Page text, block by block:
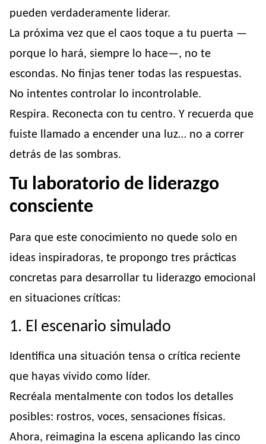
pueden verdaderamente liderar.
La próxima vez que el caos toque a tu puerta —
porque lo hará, siempre lo hace—, no te
escondas. No finjas tener todas las respuestas.
No intentes controlar lo incontrolable.
Respira. Reconecta con tu centro. Y recuerda que
fuiste llamado a encender una luz… no a correr
detrás de las sombras.
Tu laboratorio de liderazgo
consciente
Para que este conocimiento no quede solo en
ideas inspiradoras, te propongo tres prácticas
concretas para desarrollar tu liderazgo emocional
en situaciones críticas:
1. El escenario simulado
Identifica una situación tensa o crítica reciente
que hayas vivido como líder.
Recréala mentalmente con todos los detalles
posibles: rostros, voces, sensaciones físicas.
Ahora, reimagina la escena aplicando las cinco